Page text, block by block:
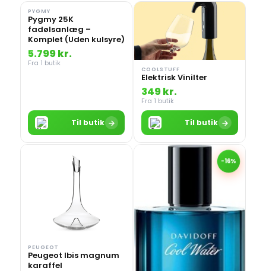
PYGMY
Pygmy 25K
fadølsanlæg –
Komplet (Uden kulsyre)
5.799 kr.
Fra 1 butik
Til butik →
COOLSTUFF
Elektrisk Vinilter
349 kr.
Fra 1 butik
Til butik →
PEUGEOT
Peugeot Ibis magnum
karaffel
-16%